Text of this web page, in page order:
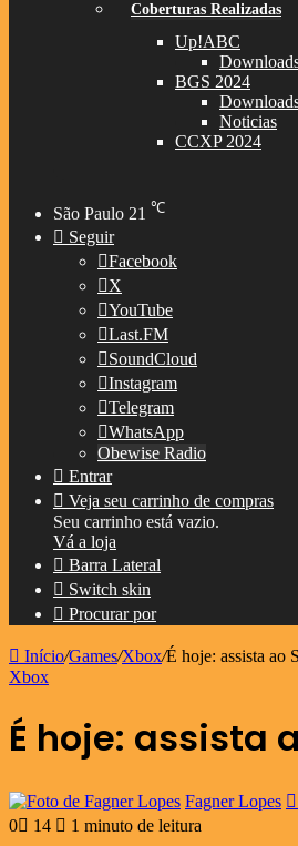
Coberturas Realizadas
Up!ABC
BGS 2024
Noticias
CCXP 2024
São Paulo 21 ℃
Seguir
Facebook
X
YouTube
Last.FM
SoundCloud
Instagram
Telegram
WhatsApp
Obewise Radio
Entrar
Veja seu carrinho de compras
Seu carrinho está vazio.
Vá a loja
Barra Lateral
Switch skin
Procurar por
Início/Games/Xbox/É hoje: assista ao
Xbox
É hoje: assista
Fagner Lopes
0
14 1 minuto de leitura